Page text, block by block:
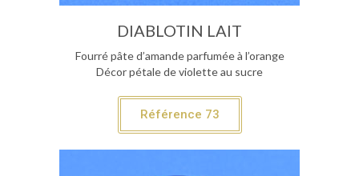
DIABLOTIN LAIT
Fourré pâte d’amande parfumée à l’orange
Décor pétale de violette au sucre
Référence 73